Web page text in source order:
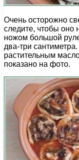
Очень осторожно
следите, чтобы оно
ножом большой
два-три
растительным
показано на фото.